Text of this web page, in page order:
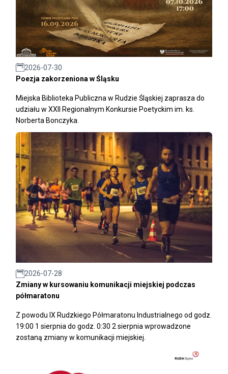
2026-07-30
Poezja zakorzeniona w Śląsku
Miejska Biblioteka Publiczna w Rudzie Śląskiej zaprasza do
udziału w XXII Regionalnym Konkursie Poetyckim im. ks.
Norberta Bonczyka.
2026-07-28
Zmiany w kursowaniu komunikacji miejskiej podczas
półmaratonu
Z powodu IX Rudzkiego Półmaratonu Industrialnego od godz.
19:00 1 sierpnia do godz. 0:30 2 sierpnia wprowadzone
zostaną zmiany w komunikacji miejskiej.